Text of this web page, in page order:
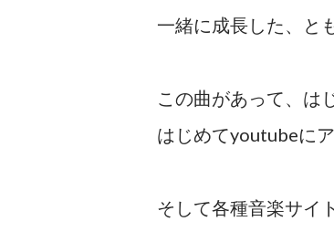
一緒に成長した、と
この曲があって、は
はじめてyoutubeにア
そして各種音楽サイ